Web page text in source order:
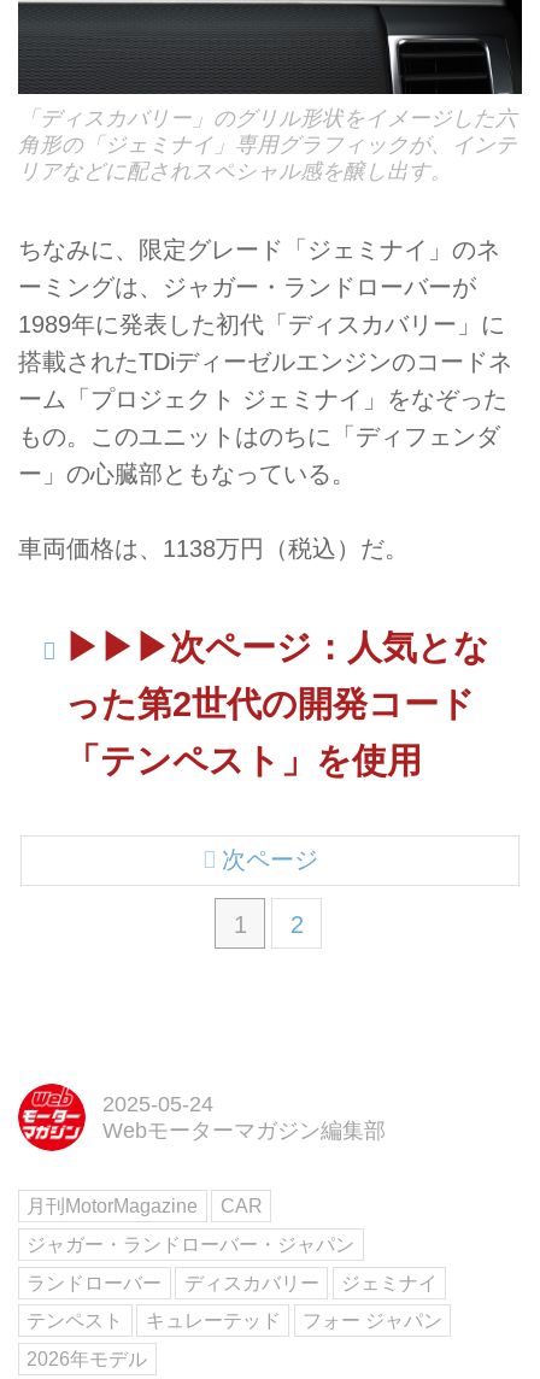
「ディスカバリー」のグリル形状をイメージした六
角形の「ジェミナイ」専用グラフィックが、インテ
リアなどに配されスペシャル感を醸し出す。
ちなみに、限定グレード「ジェミナイ」のネ
ーミングは、ジャガー・ランドローバーが
1989年に発表した初代「ディスカバリー」に
搭載されたTDiディーゼルエンジンのコードネ
ーム「プロジェクト ジェミナイ」をなぞった
もの。このユニットはのちに「ディフェンダ
ー」の心臓部ともなっている。
車両価格は、1138万円（税込）だ。
▶︎▶︎▶︎次ページ：人気とな
った第2世代の開発コード
「テンペスト」を使用
1 2
次ページ
2025-05-24
Webモーターマガジン編集部
月刊MotorMagazine
CAR
ジャガー・ランドローバー・ジャパン
ランドローバー
ディスカバリー
ジェミナイ
テンペスト
キュレーテッド
フォー ジャパン
2026年モデル